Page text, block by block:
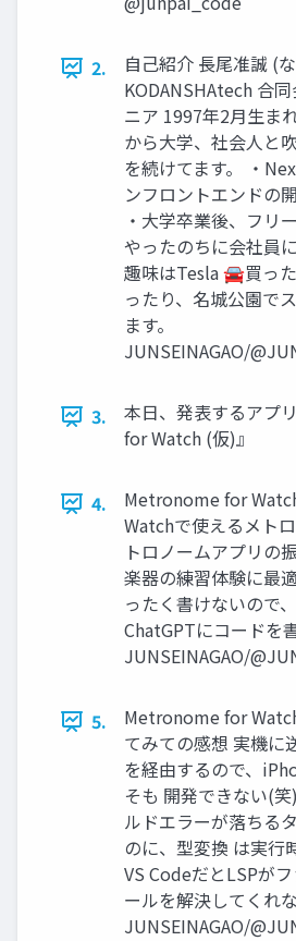
2.
自己紹介 長尾准誠 (
KODANSHAtech 合
ニア 1997年2月生ま
から大学、社会人と
を続けてます。 ・
ンフロントエンドの
・大学卒業後、フリ
やったのちに会社員
趣味はTesla 🚘買っ
ったり、名城公園で
ます。
JUNSEINAGAO/
3.
本日、発表するアプ
for Watch (仮)』
4.
Metronome for
Watchで使えるメト
トロノームアプリの
楽器の練習体験に最
ったく書けないので
ChatGPTにコードを
JUNSEINAGAO/
5.
Metronome for
てみての感想 実機に
を経由するので、
そも 開発できない(
ルドエラーが落ちる
のに、型変換 は実行
VS CodeだとLSPが
ールを解決してくれ
JUNSEINAGAO/